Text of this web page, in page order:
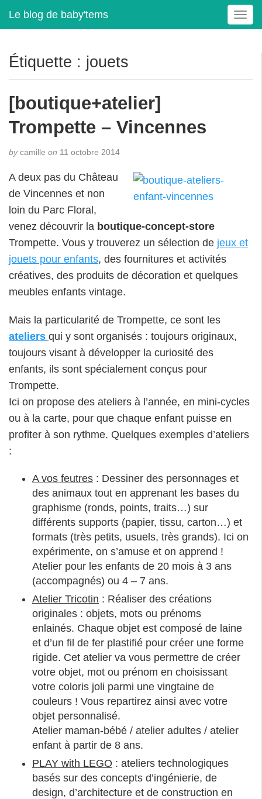
Le blog de baby'tems
T
o
e
Étiquette : jouets
[boutique+atelier]
Trompette – Vincennes
bycamille on 11 octobre 2014
A deux pas du Château
de Vincennes et non
loin du Parc Floral,
venez découvrir la boutique-concept-store
Trompette. Vous y trouverez un sélection de jeux et
jouets pour enfants, des fournitures et activités
créatives, des produits de décoration et quelques
meubles enfants vintage.
Mais la particularité de Trompette, ce sont les
ateliers qui y sont organisés : toujours originaux,
toujours visant à développer la curiosité des
enfants, ils sont spécialement conçus pour
Trompette.
Ici on propose des ateliers à l’année, en mini-cycles
ou à la carte, pour que chaque enfant puisse en
profiter à son rythme. Quelques exemples d’ateliers
:
A vos feutres : Dessiner des personnages et
des animaux tout en apprenant les bases du
graphisme (ronds, points, traits…) sur
différents supports (papier, tissu, carton…) et
formats (très petits, usuels, très grands). Ici on
expérimente, on s’amuse et on apprend !
Atelier pour les enfants de 20 mois à 3 ans
(accompagnés) ou 4 – 7 ans.
Atelier Tricotin : Réaliser des créations
originales : objets, mots ou prénoms
enlainés. Chaque objet est composé de laine
et d’un fil de fer plastifié pour créer une forme
rigide. Cet atelier va vous permettre de créer
votre objet, mot ou prénom en choisissant
votre coloris joli parmi une vingtaine de
couleurs ! Vous repartirez ainsi avec votre
objet personnalisé.
Atelier maman-bébé / atelier adultes / atelier
enfant à partir de 8 ans.
PLAY with LEGO : ateliers technologiques
basés sur des concepts d’ingénierie, de
design, d’architecture et de construction en